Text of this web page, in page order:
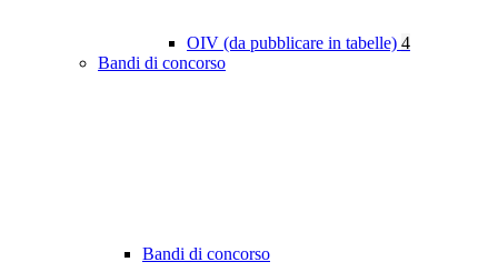
OIV (da pubblicare in tabelle) 4
Bandi di concorso
Bandi di concorso